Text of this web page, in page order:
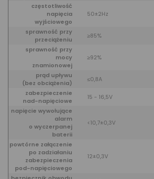
częstotliwość
napięcia
wyjściowego
50±2Hz
sprawność przy
przeciążeniu
≥85%
sprawność przy
mocy
znamionowej
≥92%
prąd upływu
(bez obciążenia)
≤0,8A
zabezpieczenie
nad-napięciowe
15 - 16,5V
napięcie wywołujące
alarm
o wyczerpanej
baterii
<10,7±0,3V
powtórne załączenie
po zadziałaniu
zabezpieczenia
pod-napięciowego
12±0,3V